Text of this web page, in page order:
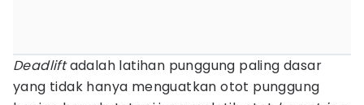
Deadliftadalah latihan punggung paling dasar
yang tidak hanya menguatkan otot punggung